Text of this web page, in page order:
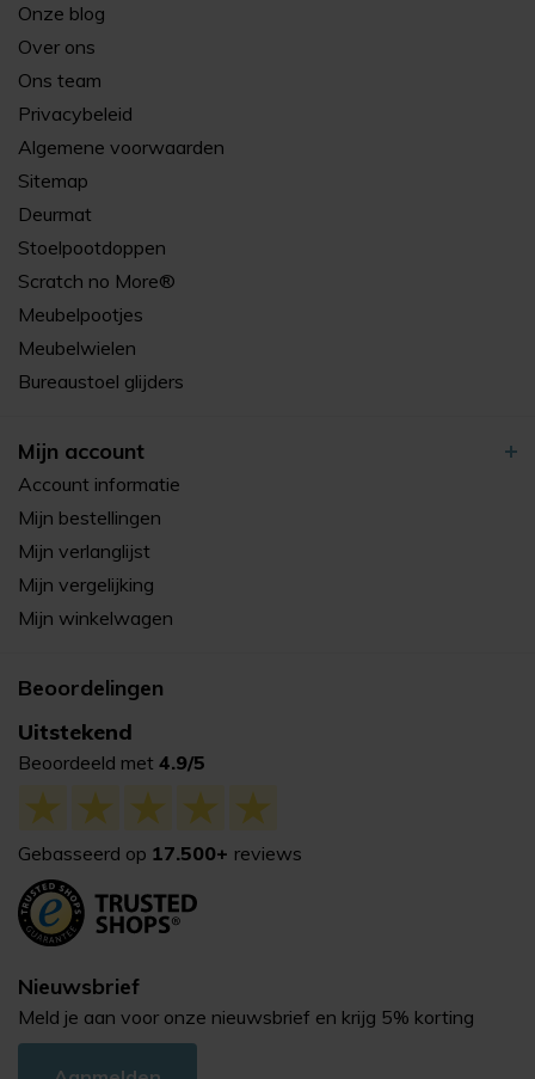
Onze blog
Over ons
Ons team
Privacybeleid
Algemene voorwaarden
Sitemap
Deurmat
Stoelpootdoppen
Scratch no More®
Meubelpootjes
Meubelwielen
Bureaustoel glijders
Mijn account
Account informatie
Mijn bestellingen
Mijn verlanglijst
Mijn vergelijking
Mijn winkelwagen
Beoordelingen
Uitstekend
Beoordeeld met 4.9/5
Gebasseerd op 17.500+ reviews
Nieuwsbrief
Meld je aan voor onze nieuwsbrief en krijg 5% korting